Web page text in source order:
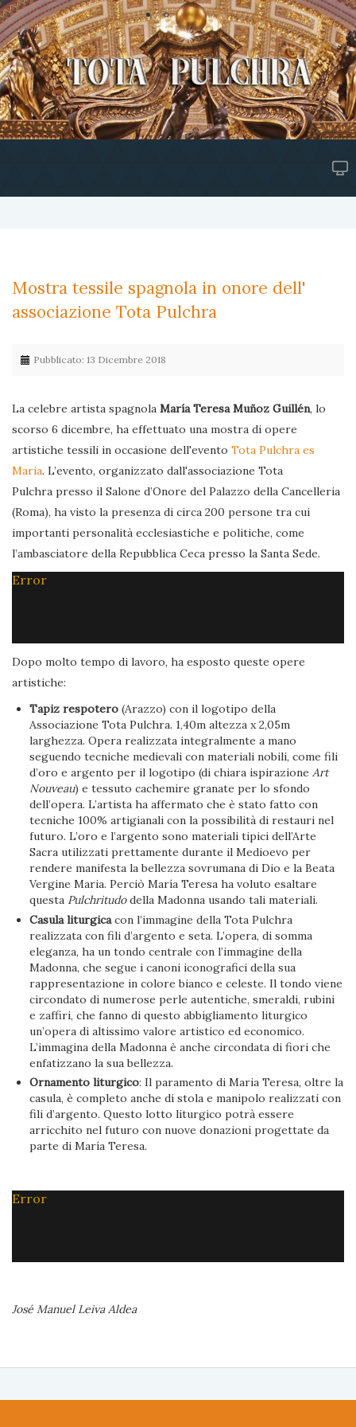
Mostra tessile spagnola in onore dell'
associazione Tota Pulchra
Pubblicato: 13 Dicembre 2018
La celebre artista spagnola María Teresa Muñoz Guillén, lo
scorso 6 dicembre, ha effettuato una mostra di opere
artistiche tessili in occasione dell'evento Tota Pulchra es
Maria. L’evento, organizzato dall'associazione Tota
Pulchra presso il Salone d’Onore del Palazzo della Cancelleria
(Roma), ha visto la presenza di circa 200 persone tra cui
importanti personalità ecclesiastiche e politiche, come
l’ambasciatore della Repubblica Ceca presso la Santa Sede.
Error
Dopo molto tempo di lavoro, ha esposto queste opere
artistiche:
Tapiz respotero (Arazzo) con il logotipo della
Associazione Tota Pulchra. 1,40m altezza x 2,05m
larghezza. Opera realizzata integralmente a mano
seguendo tecniche medievali con materiali nobili, come fili
d’oro e argento per il logotipo (di chiara ispirazioneArt
Nouveau) e tessuto cachemire granate per lo sfondo
dell’opera. L’artista ha affermato che è stato fatto con
tecniche 100% artigianali con la possibilità di restauri nel
futuro. L’oro e l’argento sono materiali tipici dell’Arte
Sacra utilizzati prettamente durante il Medioevo per
rendere manifesta la bellezza sovrumana di Dio e la Beata
Vergine Maria. Perciò María Teresa ha voluto esaltare
questa Pulchritudodella Madonna usando tali materiali.
Casula liturgicacon l’immagine della Tota Pulchra
realizzata con fili d’argento e seta. L’opera, di somma
eleganza, ha un tondo centrale con l’immagine della
Madonna, che segue i canoni iconografici della sua
rappresentazione in colore bianco e celeste. Il tondo viene
circondato di numerose perle autentiche, smeraldi, rubini
e zaffiri, che fanno di questo abbigliamento liturgico
un’opera di altissimo valore artistico ed economico.
L’immagina della Madonna è anche circondata di fiori che
enfatizzano la sua bellezza.
Ornamento liturgico: Il paramento di Maria Teresa, oltre la
casula, è completo anche di stola e manipolo realizzati con
fili d’argento. Questo lotto liturgico potrà essere
arricchito nel futuro con nuove donazioni progettate da
parte di María Teresa.
Error
José Manuel Leiva Aldea